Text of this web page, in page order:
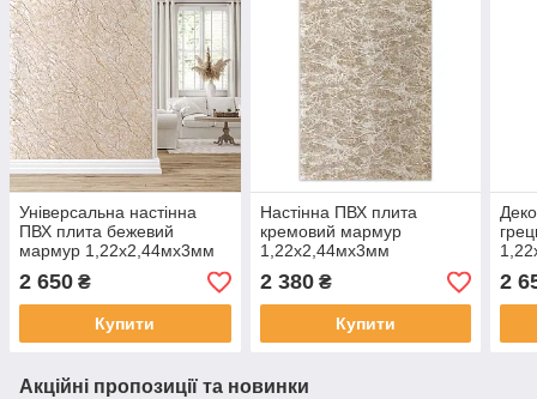
Універсальна настінна
ПВХ плита бежевий
мармур 1,22х2,44мх3мм
2 650 ₴
Купити
Настінна ПВХ плита
кремовий мармур
1,22х2,44мх3мм
2 380₴
Купити
2
Акційні пропозиції та новинки